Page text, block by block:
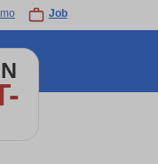
Job